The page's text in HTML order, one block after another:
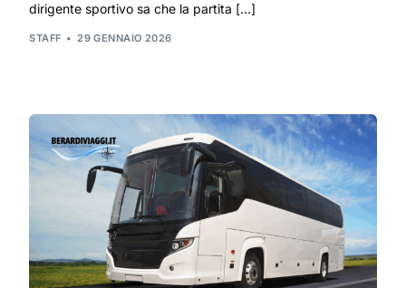
dirigente sportivo sa che la partita […]
STAFF 29 GENNAIO 2026